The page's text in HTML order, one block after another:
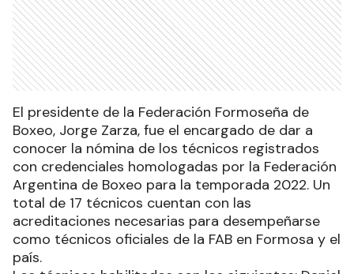
El presidente de la Federación Formoseña de
Boxeo, Jorge Zarza, fue el encargado de dar a
conocer la nómina de los técnicos registrados
con credenciales homologadas por la Federación
Argentina de Boxeo para la temporada 2022. Un
total de 17 técnicos cuentan con las
acreditaciones necesarias para desempeñarse
como técnicos oficiales de la FAB en Formosa y el
país.